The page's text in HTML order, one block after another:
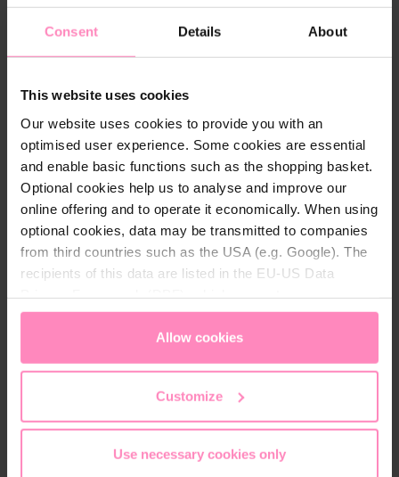
Consent Details About
This website uses cookies
Our website uses cookies to provide you with an
optimised user experience. Some cookies are essential
and enable basic functions such as the shopping basket.
Optional cookies help us to analyse and improve our
online offering and to operate it economically. When using
optional cookies, data may be transmitted to companies
from third countries such as the USA (e.g. Google). The
recipients of this data are listed in the EU-US Data
appropriate level of data protection. You canaccept all
only allow necessary cookies
access and change your chosen setting at any time in
Allow cookies
Customize
Use necessary cookies only
Hochwertige Materialien: Langlebiges
Obermaterial und Innenfutter für besten
Descrizione
Experience the perfect mix of style and comfort with
our
Windhager sneaker
in a modern design. This
sneaker is not only a real eye-catcher but also
With its breathable upper made of high-quality
polyurethane and a mesh polyester lining, it provides
throughout the day. The removable and replaceable
insole adds extra comfort and supports optimal foot